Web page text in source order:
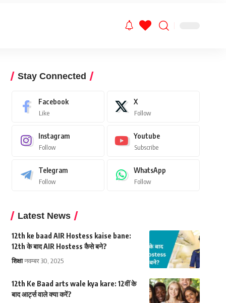
Stay Connected
Facebook
Like
X
Follow
Instagram
Follow
Youtube
Subscribe
Telegram
Follow
WhatsApp
Follow
Latest News
12th ke baad AIR Hostess kaise bane:
12th के बाद AIR Hostess कैसे बने?
शिक्षा नवम्बर 30, 2025
12th Ke Baad arts wale kya kare: 12वीं के
बाद आर्ट्स वाले क्या करें?